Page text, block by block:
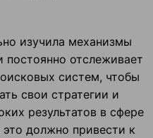
изучила механизмы
отслеживает
систем, чтобы
свои стратегии и
результатов в сфере
должно привести к